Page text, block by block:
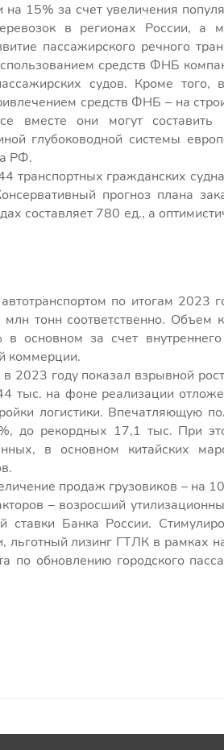
15% за счет увеличения
в регионах России, а
пассажирского речного
средств ФНБ
судов. Кроме того,
средств ФНБ – на
вместе они могут
глубоководной системы
РФ.
транспортных гражданских
прогноз плана
составляет 780 ед., а
по итогам 2023
тонн соответственно. Объем
основном за счет
коммерции.
году показал взрывной
тыс. на фоне реализации
логистики. Впечатляющую
до рекордных 17,1 тыс. При
в основном китайских
продаж грузовиков – на
– возросший
ставки Банка России.
льготный лизинг ГТЛК в рамках
по обновлению городского